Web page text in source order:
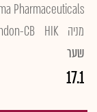
Pharmaceuticals
מניה HIK
CB
שער
17.1